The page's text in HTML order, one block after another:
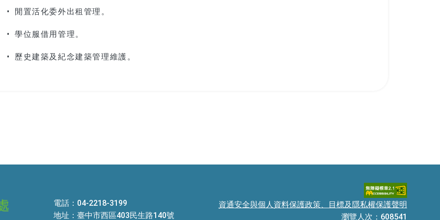
• 閒置活化委外出租管理。
• 學位服借用管理。
• 歷史建築及紀念建築管理維護。
電話：04-2218-3199
地址：臺中市西區403民生路140號
資通安全與個人資料保護政策、目標及隱私權保護聲明
瀏覽人次：608541